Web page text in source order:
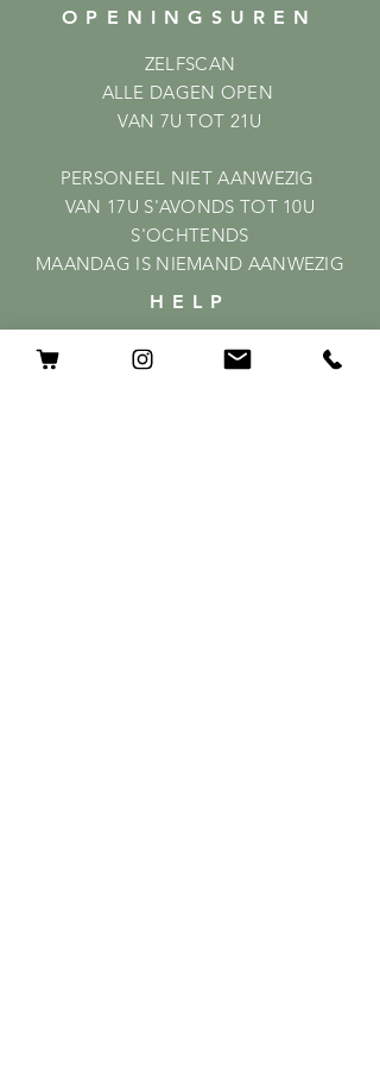
OPENINGSUREN
ZELFSCAN
ALLE DAGEN OPEN
VAN 7U TOT 21U
PERSONEEL NIET AANWEZIG
VAN 17U S'AVONDS TOT 10U
S'OCHTENDS
MAANDAG IS NIEMAND AANWEZIG
HELP
Privacy Policy